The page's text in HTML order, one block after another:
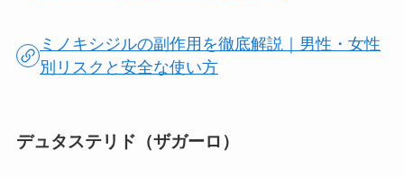
ミノキシジルの副作用を徹底解説｜男性・女性
別リスクと安全な使い方
デュタステリド（ザガーロ）